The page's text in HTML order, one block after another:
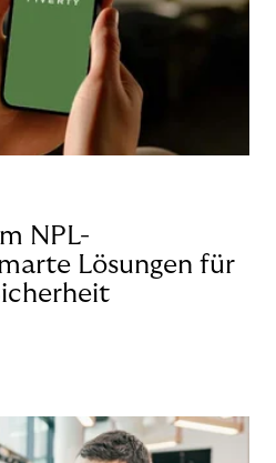
NPL-
Lösungen für